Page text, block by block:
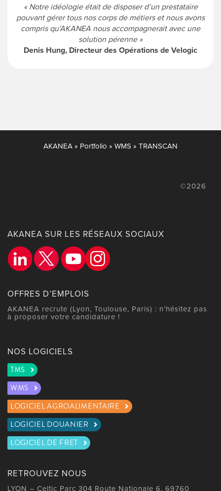
« Notre idéologie était de disposer d’un prestataire
pouvant gérer tous nos corps de métiers et nous avons
compris qu’AKANEA nous accompagnerait avec une
solution pérenne »
Denis Hung, Directeur des Opérations de Velogic
AKANEA» Portfolio » WMS » TRANSCAN
©2026
AKANEA SUR LES RÉSEAUX SOCIAUX
OFFRES D’EMPLOIS
AKANEA recrute (Lyon, Toulouse, Paris) : n’hésitez pas
à proposer votre candidature !
NOS LOGICIELS
TMS
WMS
LOGICIEL AGROALIMENTAIRE
LOGICIEL DOUANIER
LOGICIEL DE FRET
RETROUVEZ NOUS
LYON – Celtic Parc 304 Route Nationale 6, 69760